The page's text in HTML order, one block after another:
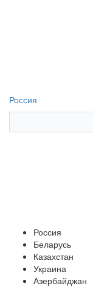
Россия
Россия
Беларусь
Казахстан
Украина
Азербайджан